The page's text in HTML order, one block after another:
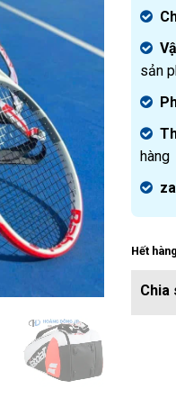
sản
hàng
Hết hàng